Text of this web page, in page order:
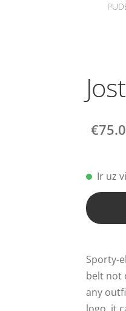
Ir uz
Sporty-
belt not
any